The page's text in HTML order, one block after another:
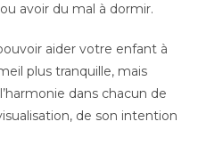
avoir du mal à dormir.
aider votre enfant à
plus tranquille, mais
dans chacun de
de son intention